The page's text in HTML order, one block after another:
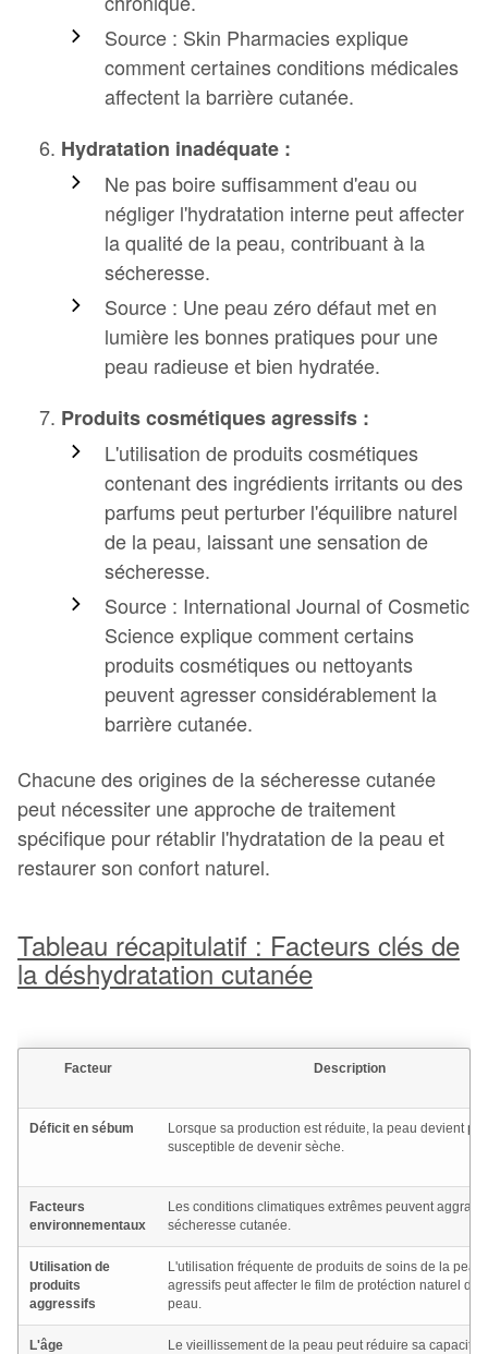
Source : Skin Pharmacies explique
comment certaines conditions médicales
affectent la barrière cutanée.
Hydratation inadéquate :
Ne pas boire suffisamment d'eau ou
négliger l'hydratation interne peut affecter
la qualité de la peau, contribuant à la
sécheresse.
Source : Une peau zéro défaut met en
lumière les bonnes pratiques pour une
peau radieuse et bien hydratée.
Produits cosmétiques agressifs :
L'utilisation de produits cosmétiques
contenant des ingrédients irritants ou des
parfums peut perturber l'équilibre naturel
de la peau, laissant une sensation de
sécheresse.
Source : International Journal of Cosmetic
Science explique comment certains
produits cosmétiques ou nettoyants
peuvent agresser considérablement la
barrière cutanée.
Chacune des origines de la sécheresse cutanée
peut nécessiter une approche de traitement
spécifique pour rétablir l'hydratation de la peau et
restaurer son confort naturel.
Tableau récapitulatif : Facteurs clés de
la déshydratation cutanée
Facteur Description
Déficit en sébum
Lorsque sa production est réduite, la peau devient
susceptible de devenir sèche.
Facteurs
environnementaux
Les conditions climatiques extrêmes peuvent
sécheresse cutanée.
Utilisation de
produits
aggressifs
L'utilisation fréquente de produits de soins de la peau
agressifs peut affecter le film de protéction naturel de
peau.
L'âge
Le vieillissement de la peau peut réduire sa capacité